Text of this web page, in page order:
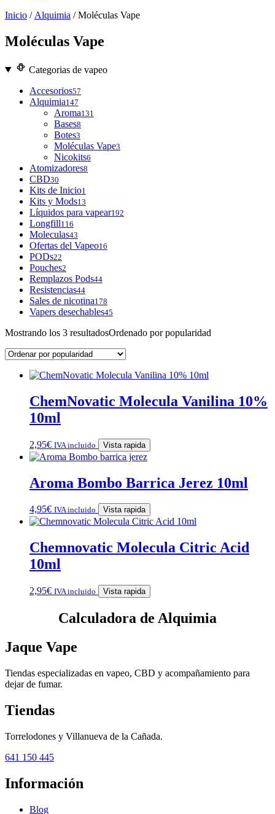
Inicio / Alquimia / Moléculas Vape
Moléculas Vape
Categorias de vapeo
Accesorios57
Alquimia147
Aroma131
Bases8
Botes3
Moléculas Vape3
Nicokits6
Atomizadores8
CBD30
Kits de Inicio1
Kits y Mods13
Líquidos para vapear192
Longfill116
Moleculas43
Ofertas del Vapeo16
PODs22
Pouches2
Remplazos Pods44
Resistencias44
Sales de nicotina178
Vapers desechables45
Mostrando los 3 resultadosOrdenado por popularidad
ChemNovatic Molecula Vanilina 10%
10ml
2,95€ IVA incluido Vista rapida
Aroma Bombo Barrica Jerez 10ml
4,95€ IVA incluido Vista rapida
Chemnovatic Molecula Citric Acid
10ml
2,95€ IVA incluido Vista rapida
Calculadora de Alquimia
Jaque Vape
Tiendas especializadas en vapeo, CBD y acompañamiento para
dejar de fumar.
Tiendas
Torrelodones y Villanueva de la Cañada.
641 150 445
Información
Blog